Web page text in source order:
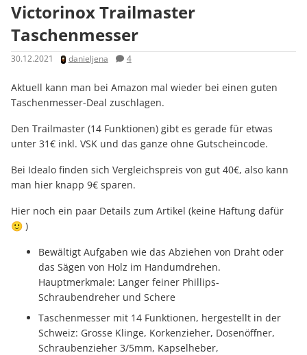
Victorinox Trailmaster
Taschenmesser
30.12.2021 danieljena 4
Aktuell kann man bei Amazon mal wieder bei einen guten
Taschenmesser-Deal zuschlagen.
Den Trailmaster (14 Funktionen) gibt es gerade für etwas
unter 31€ inkl. VSK und das ganze ohne Gutscheincode.
Bei Idealo finden sich Vergleichspreis von gut 40€, also kann
man hier knapp 9€ sparen.
Hier noch ein paar Details zum Artikel (keine Haftung dafür
🙂 )
Bewältigt Aufgaben wie das Abziehen von Draht oder
das Sägen von Holz im Handumdrehen.
Hauptmerkmale: Langer feiner Phillips-
Schraubendreher und Schere
Taschenmesser mit 14 Funktionen, hergestellt in der
Schweiz: Grosse Klinge, Korkenzieher, Dosenöffner,
Schraubenzieher 3/5mm, Kapselheber,